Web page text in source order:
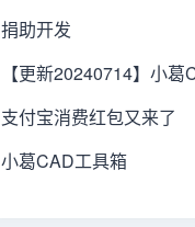
捐助开发
【更新20240714】小
支付宝消费红包又来了
小葛CAD工具箱